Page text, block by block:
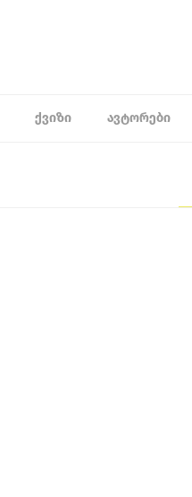
ᲥᲕᲘᲖᲘ ᲐᲕᲢᲝᲠᲔᲑᲘ